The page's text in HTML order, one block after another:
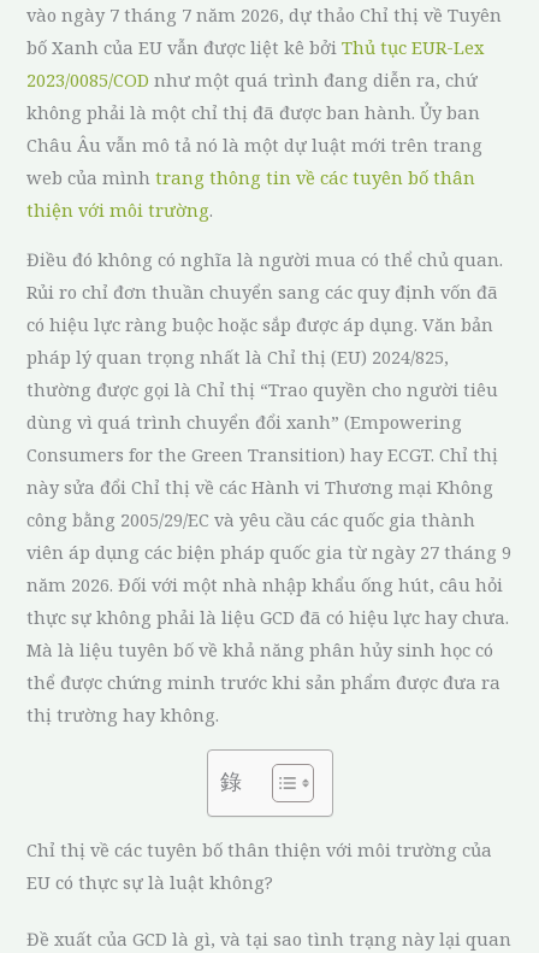
vào ngày 7 tháng 7 năm 2026, dự thảo Chỉ thị về Tuyên
bố Xanh của EU vẫn được liệt kê bởiThủ tục EUR-Lex
2023/0085/COD như một quá trình đang diễn ra, chứ
không phải là một chỉ thị đã được ban hành. Ủy ban
Châu Âu vẫn mô tả nó là một dự luật mới trên trang
web của mìnhtrang thông tin về các tuyên bố thân
thiện với môi trường.
Điều đó không có nghĩa là người mua có thể chủ quan.
Rủi ro chỉ đơn thuần chuyển sang các quy định vốn đã
có hiệu lực ràng buộc hoặc sắp được áp dụng. Văn bản
pháp lý quan trọng nhất là Chỉ thị (EU) 2024/825,
thường được gọi là Chỉ thị “Trao quyền cho người tiêu
dùng vì quá trình chuyển đổi xanh” (Empowering
Consumers for the Green Transition) hay ECGT. Chỉ thị
này sửa đổi Chỉ thị về các Hành vi Thương mại Không
công bằng 2005/29/EC và yêu cầu các quốc gia thành
viên áp dụng các biện pháp quốc gia từ ngày 27 tháng 9
năm 2026. Đối với một nhà nhập khẩu ống hút, câu hỏi
thực sự không phải là liệu GCD đã có hiệu lực hay chưa.
Mà là liệu tuyên bố về khả năng phân hủy sinh học có
thể được chứng minh trước khi sản phẩm được đưa ra
thị trường hay không.
錄
Chỉ thị về các tuyên bố thân thiện với môi trường của
EU có thực sự là luật không?
Đề xuất của GCD là gì, và tại sao tình trạng này lại quan